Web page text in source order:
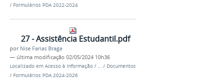
/ Formulários PDA 2022-2024
27 - Assistência Estudantil.pdf
por Nise Farias Braga
— última modificação 02/05/2024 10h36
Localizado em Acesso à Informação / … / Documentos
/ Formulários PDA 2024-2026